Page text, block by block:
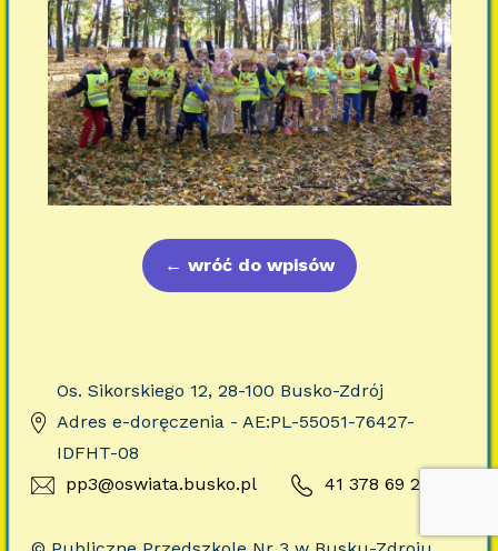
← wróć do wpisów
Os. Sikorskiego 12, 28-100 Busko-Zdrój
Adres e-doręczenia - AE:PL-55051-76427-
IDFHT-08
pp3@oswiata.busko.pl
41 378 69 23